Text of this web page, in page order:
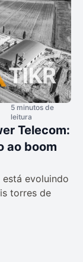
5 minutos de
leitura
Telecom:
ao boom
evoluindo
torres de